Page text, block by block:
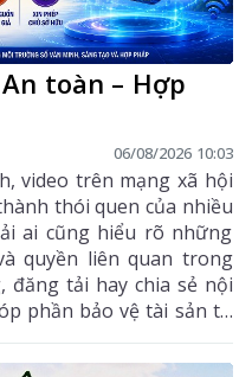
toàn – Hợp
06/08/2026 10:03
video trên mạng xã hội
thói quen của nhiều
ai cũng hiểu rõ những
quyền liên quan trong
đăng tải hay chia sẻ nội
phần bảo vệ tài sản trí
cá nhân tránh những
không gian mạng.